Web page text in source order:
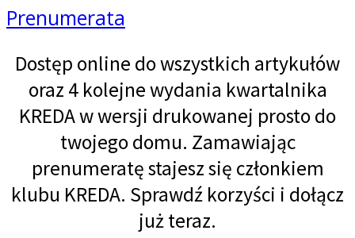
Prenumerata
Dostęp online do wszystkich artykułów
oraz 4 kolejne wydania kwartalnika
KREDA w wersji drukowanej prosto do
twojego domu. Zamawiając
prenumeratę stajesz się członkiem
klubu KREDA. Sprawdź korzyści i dołącz
już teraz.